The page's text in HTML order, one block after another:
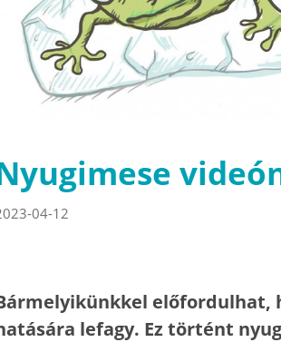
04-12
előfordulhat,
lefagy. Ez történt